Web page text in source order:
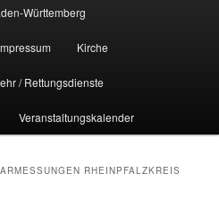
Württemberg
Kirche
/ Rettungsdienste
Veranstaltungskalender
RHEINPFALZKREIS